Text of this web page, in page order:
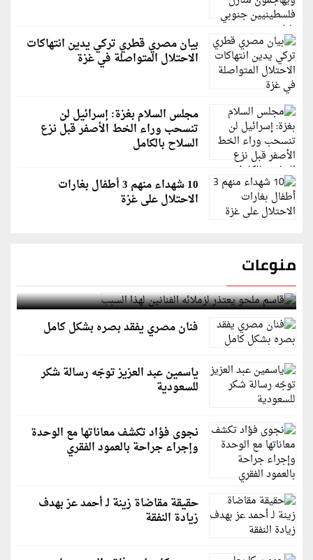
بيان مصري قطري تركي يدين انتهاكات
الاحتلال المتواصلة في غزة
مجلس السلام بغزة: إسرائيل لن
تنسحب وراء الخط الأصفر قبل نزع
السلاح بالكامل
10 شهداء منهم 3 أطفال بغارات
الاحتلال على غزة
منوعات
قاسم ملحو يعتذر لزملائه الفنانين لهذا السبب
فنان مصري يفقد بصره بشكل كامل
ياسمين عبد العزيز توجّه رسالة شكر
للسعودية
نجوى فؤاد تكشف معاناتها مع الوحدة
وإجراء جراحة بالعمود الفقري
حقيقة مقاضاة زينة لـ أحمد عز بهدف
زيادة النفقة